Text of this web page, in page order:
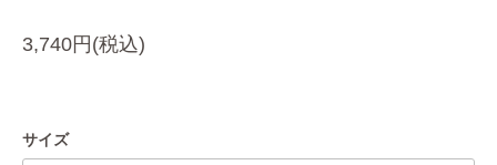
3,740円(税込)
サイズ